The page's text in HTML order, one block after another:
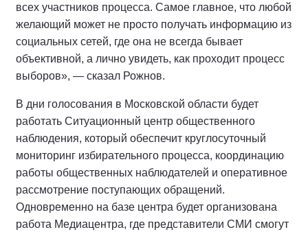
всех участников процесса. Самое главное, что любой
желающий может не просто получать информацию из
социальных сетей, где она не всегда бывает
объективной, а лично увидеть, как проходит процесс
выборов», — сказал Рожнов.
В дни голосования в Московской области будет
работать Ситуационный центр общественного
наблюдения, который обеспечит круглосуточный
мониторинг избирательного процесса, координацию
работы общественных наблюдателей и оперативное
рассмотрение поступающих обращений.
Одновременно на базе центра будет организована
работа Медиацентра, где представители СМИ смогут